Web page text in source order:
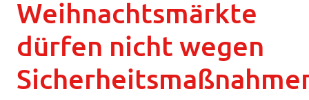
Weihnachtsmärkte
dürfen nicht wegen